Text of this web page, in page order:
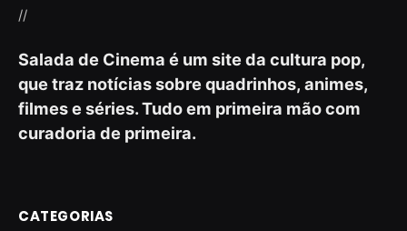
//
Salada de Cinema é um site da cultura pop,
que traz notícias sobre quadrinhos, animes,
filmes e séries. Tudo em primeira mão com
curadoria de primeira.
CATEGORIAS